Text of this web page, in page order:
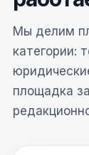
Мы делим
категории:
площадка